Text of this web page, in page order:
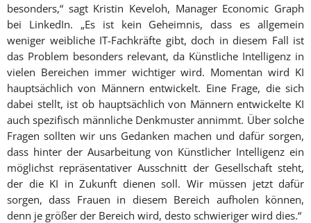
besonders,“ sagt Kristin Keveloh, Manager Economic Graph
bei LinkedIn. „Es ist kein Geheimnis, dass es allgemein
weniger weibliche IT-Fachkräfte gibt, doch in diesem Fall ist
das Problem besonders relevant, da Künstliche Intelligenz in
vielen Bereichen immer wichtiger wird. Momentan wird KI
hauptsächlich von Männern entwickelt. Eine Frage, die sich
dabei stellt, ist ob hauptsächlich von Männern entwickelte KI
auch spezifisch männliche Denkmuster annimmt. Über solche
Fragen sollten wir uns Gedanken machen und dafür sorgen,
dass hinter der Ausarbeitung von Künstlicher Intelligenz ein
möglichst repräsentativer Ausschnitt der Gesellschaft steht,
der die KI in Zukunft dienen soll. Wir müssen jetzt dafür
sorgen, dass Frauen in diesem Bereich aufholen können,
denn je größer der Bereich wird, desto schwieriger wird dies.“